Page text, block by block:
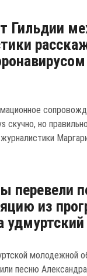
Гильдии
скучно, но
перевели
из
удмуртский
молодежной
песню